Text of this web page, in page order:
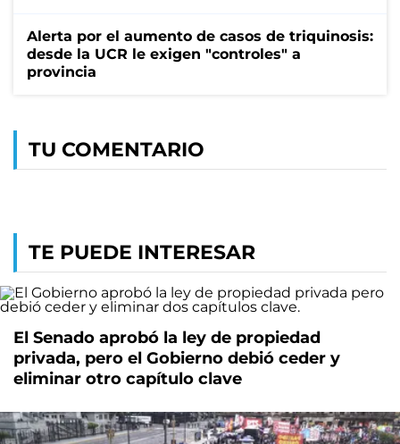
Alerta por el aumento de casos de triquinosis:
desde la UCR le exigen "controles" a
provincia
TU COMENTARIO
TE PUEDE INTERESAR
El Senado aprobó la ley de propiedad
privada, pero el Gobierno debió ceder y
eliminar otro capítulo clave